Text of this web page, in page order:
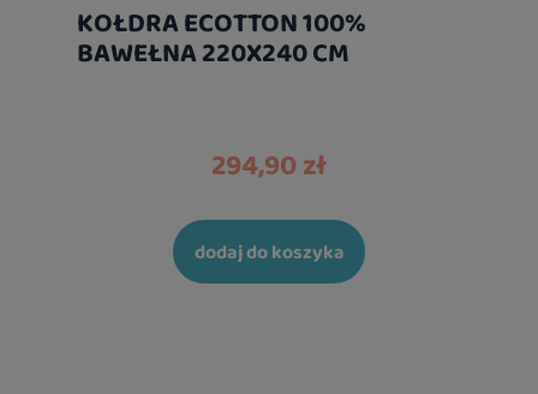
KOŁDRA ECOTTON 100%
BAWEŁNA 220X240 CM
294,90 zł
dodaj do koszyka